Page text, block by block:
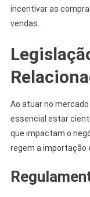
incentivar as
vendas.
Ao atuar no
essencial estar
que impactam o
regem a importação